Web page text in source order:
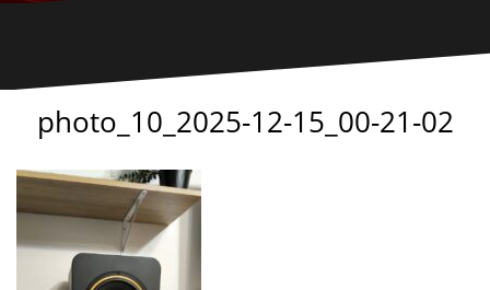
photo_10_2025-12-15_00-21-02